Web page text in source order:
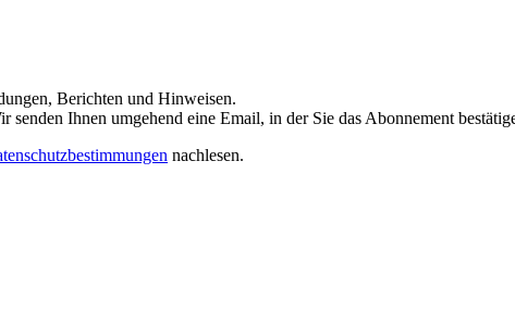
Berichten und Hinweisen.
Ihnen umgehend eine Email, in der Sie das Abonnement
nachlesen.